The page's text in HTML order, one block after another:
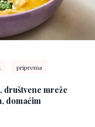
priprema
društvene mreže
domaćim